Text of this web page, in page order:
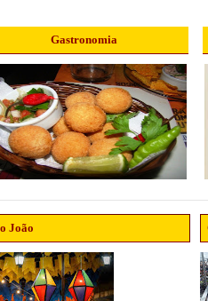
Gastronomia
João